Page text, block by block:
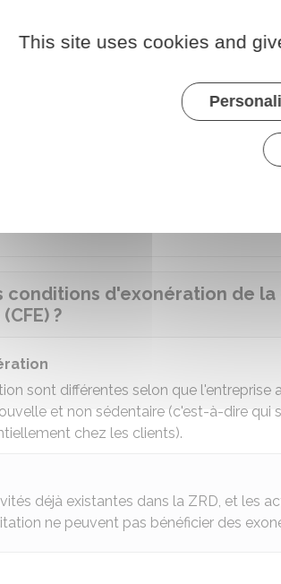
déclaration de résultats une
qui ouvrent un droit à cette exonération
à la déclaration de résultat - BOFIP -
finances publiques
être transmis au service des impôts
résultats.
impôts des entreprises (SIE)
conditions d'exonération de
?
sont différentes selon que l'entreprise
et non sédentaire (c'est-à-dire qui
chez les clients).
déjà existantes dans la ZRD, et les
ne peuvent pas bénéficier des
This site uses cookies and